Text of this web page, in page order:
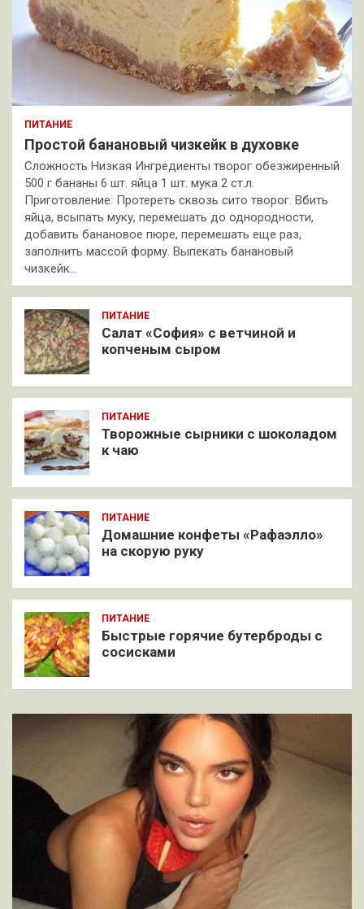
ПИТАНИЕ
Простой банановый чизкейк в духовке
Сложность Низкая Ингредиенты творог обезжиренный
500 г бананы 6 шт. яйца 1 шт. мука 2 ст.л.
Приготовление: Протереть сквозь сито творог. Вбить
яйца, всыпать муку, перемешать до однородности,
добавить банановое пюре, перемешать еще раз,
заполнить массой форму. Выпекать банановый
чизкейк…
ПИТАНИЕ
Салат «София» с ветчиной и
копченым сыром
ПИТАНИЕ
Творожные сырники с шоколадом
к чаю
ПИТАНИЕ
Домашние конфеты «Рафаэлло»
на скорую руку
ПИТАНИЕ
Быстрые горячие бутерброды с
сосисками